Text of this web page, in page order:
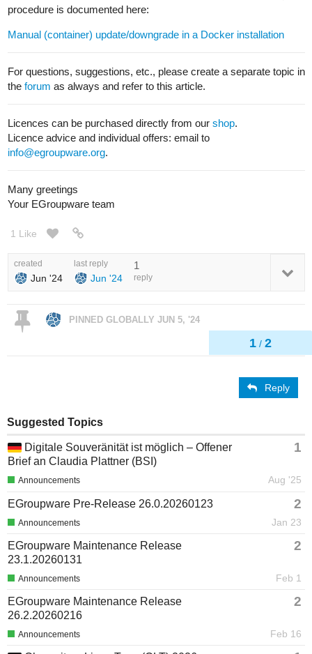
1 / 2
procedure is documented here:
Manual (container) update/downgrade in a Docker installation
For questions, suggestions, etc., please create a separate topic in
the forum as always and refer to this article.
Licences can be purchased directly from our shop.
Licence advice and individual offers: email to
info@egroupware.org.
Many greetings
Your EGroupware team
1 Like
created
Jun '24
last reply
Jun '24
1
reply
PINNED GLOBALLYJUN 5, '24
Reply
Suggested Topics
Digitale Souveränität ist möglich – Offener
Brief an Claudia Plattner (BSI)
1
Aug '25
Announcements
EGroupware Pre-Release 26.0.20260123 2
Jan 23
Announcements
EGroupware Maintenance Release
23.1.20260131
2
Feb 1
Announcements
EGroupware Maintenance Release
26.2.20260216
2
Feb 16
Announcements